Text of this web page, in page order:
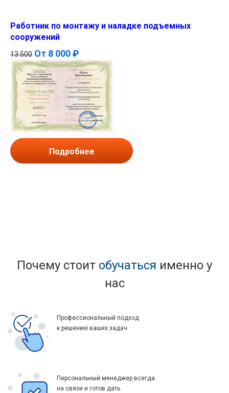
Работник по монтажу и наладке подъемных
сооружений
13 500 От 8 000 ₽
Подробнее
Почему стоит обучаться именно у
нас
Профессиональный подход
к решению ваших задач
Персональный менеджер всегда
на связи и готов дать